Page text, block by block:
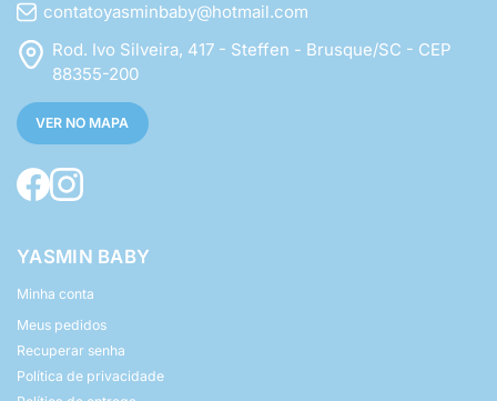
contatoyasminbaby@hotmail.com
Rod. Ivo Silveira, 417 - Steffen - Brusque/SC - CEP
88355-200
VER NO MAPA
YASMIN BABY
Minha conta
Meus pedidos
Recuperar senha
Política de privacidade